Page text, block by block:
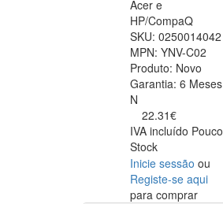
Acer e
HP/CompaQ
SKU: 0250014042
MPN: YNV-C02
Produto: Novo
Garantia: 6 Meses
N
22.31€
IVA incluído Pouco
Stock
Inicie sessão ou
Registe-se aqui
para comprar